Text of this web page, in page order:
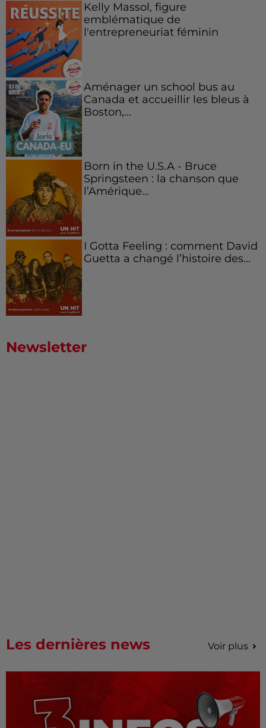
Kelly Massol, figure
emblématique de
l'entrepreneuriat féminin
Aménager un school bus au
Canada et accueillir les bleus à
Boston,...
Born in the U.S.A - Bruce
Springsteen : la chanson que
l’Amérique...
I Gotta Feeling : comment David
Guetta a changé l’histoire des...
Newsletter
Les dernières news Voir plus